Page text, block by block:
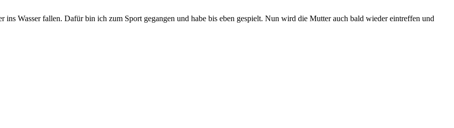
ins Wasser fallen. Dafür bin ich zum Sport gegangen und habe bis eben gespielt. Nun wird die Mutter auch bald wieder eintreffen und